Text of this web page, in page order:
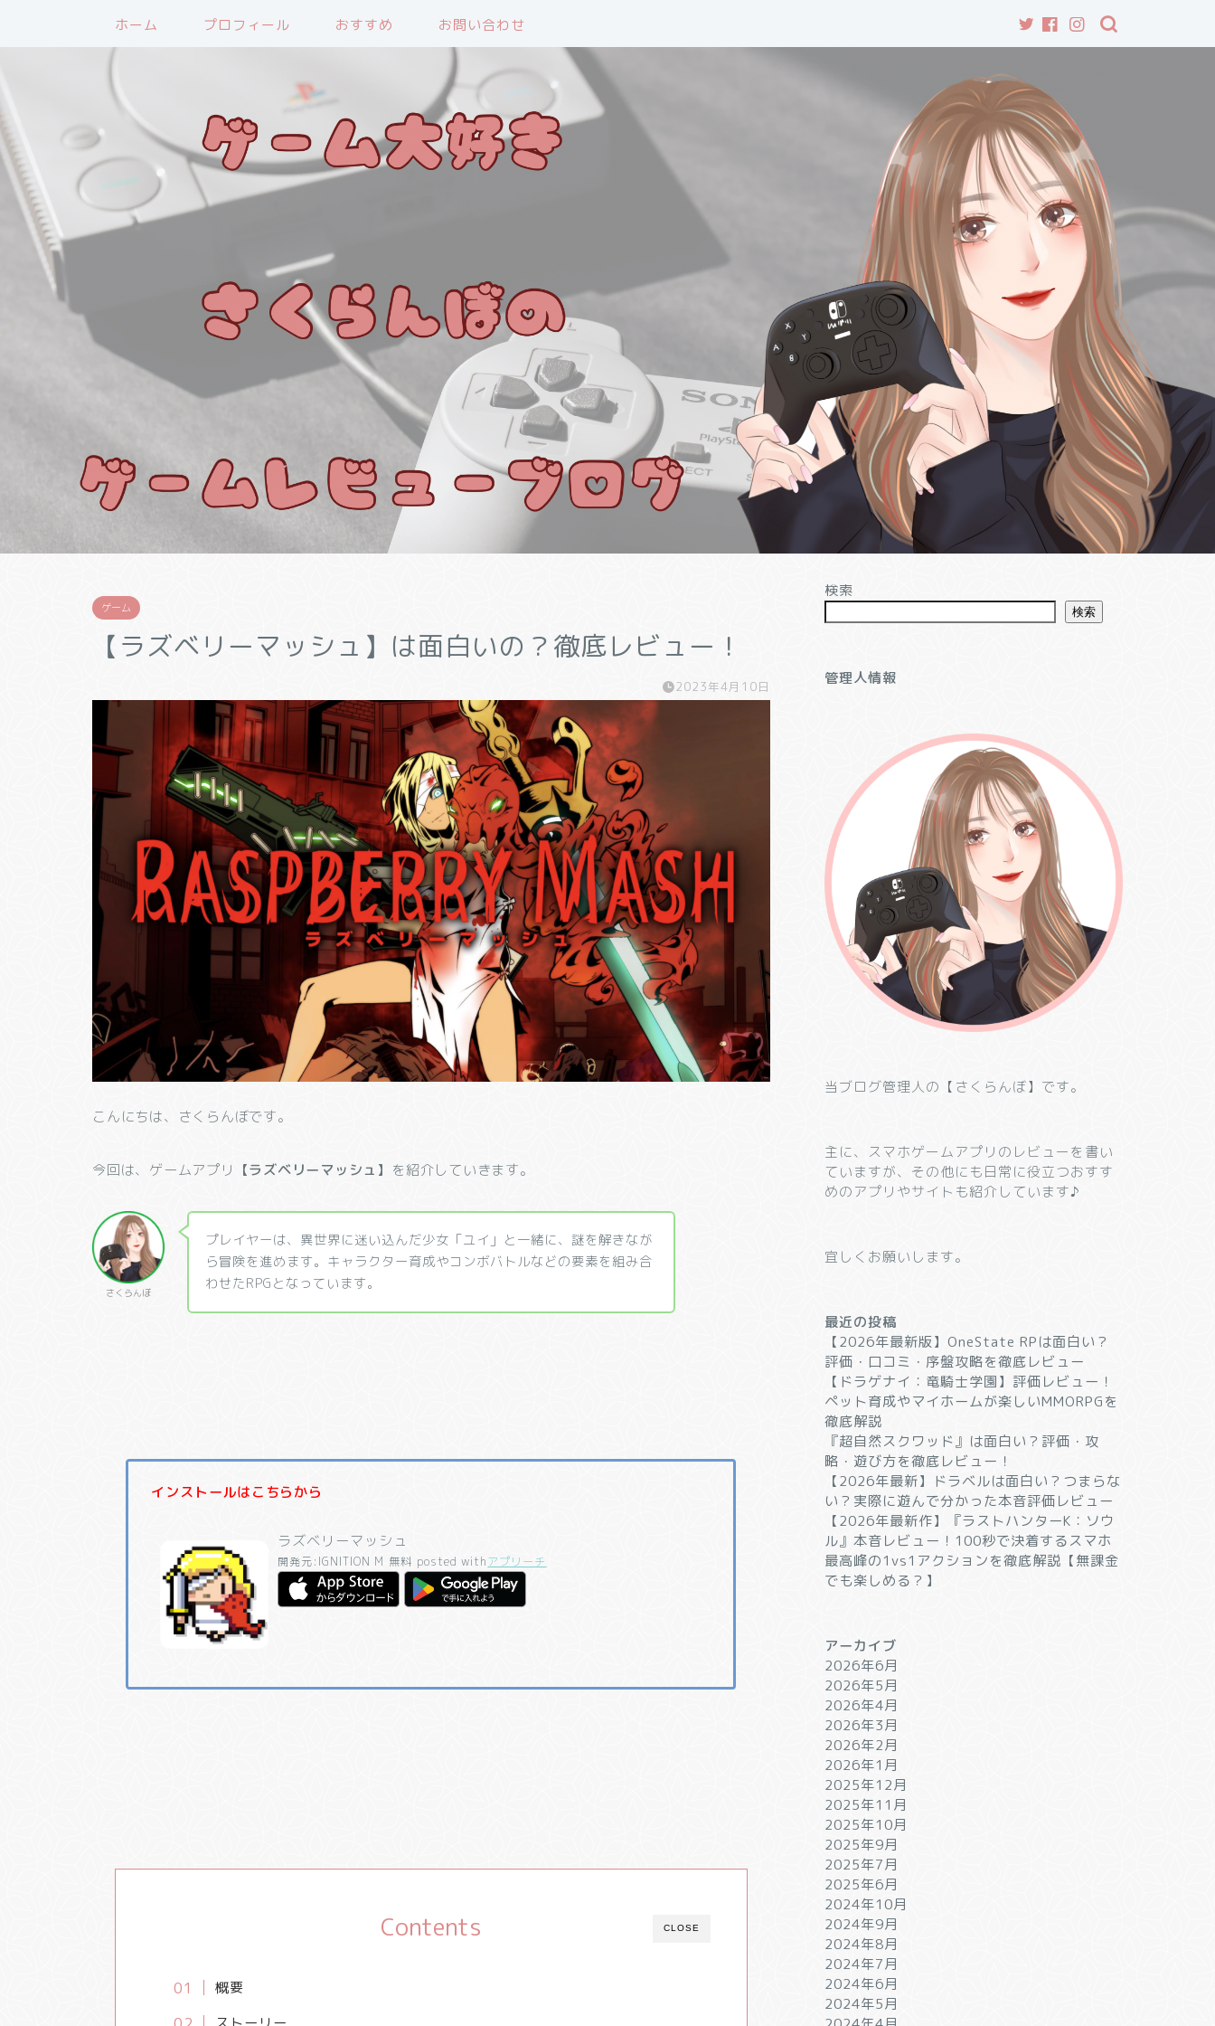
ホーム プロフィール おすすめ お問い合わせ
ゲーム
【ラズベリーマッシュ】は面白いの？徹底レビュー！
2023年4月10日
こんにちは、さくらんぼです。
今回は、ゲームアプリ 【ラズベリーマッシュ】 を紹介していきます。
さくらんぼ
プレイヤーは、異世界に迷い込んだ少女「ユイ」と一緒に、謎を解きなが
ら冒険を進めます。キャラクター育成やコンボバトルなどの要素を組み合
わせたRPGとなっています。
インストールはこちらから
ラズベリーマッシュ
開発元: IGNITION M 無料 posted withアプリーチ
CLOSE
Contents
概要
検索
検索
管理人情報
当ブログ管理人の【さくらんぼ】です。
主に、スマホゲームアプリのレビューを書い
ていますが、その他にも日常に役立つおすす
めのアプリやサイトも紹介しています♪
宜しくお願いします。
最近の投稿
【2026年最新版】OneState RPは面白い？
評価・口コミ・序盤攻略を徹底レビュー
【ドラゲナイ：竜騎士学園】評価レビュー！
ペット育成やマイホームが楽しいMMORPGを
徹底解説
『超自然スクワッド』は面白い？評価・攻
略・遊び方を徹底レビュー！
【2026年最新】ドラベルは面白い？つまらな
い？実際に遊んで分かった本音評価レビュー
【2026年最新作】『ラストハンターK：ソウ
ル』本音レビュー！100秒で決着するスマホ
最高峰の1vs1アクションを徹底解説【無課金
でも楽しめる？】
アーカイブ
2026年6月
2026年5月
2026年4月
2026年3月
2026年2月
2026年1月
2025年12月
2025年11月
2025年10月
2025年9月
2025年7月
2025年6月
2024年10月
2024年9月
2024年8月
2024年7月
2024年6月
2024年5月